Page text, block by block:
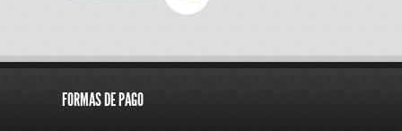
FORMAS DE PAGO